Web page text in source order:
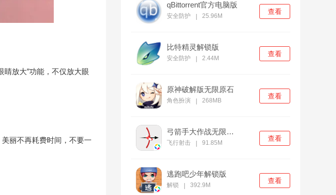
放大”功能，不仅放大眼
丽不再耗费时间，不要一
qBittorrent官方电脑版
安全防护 25.96M
查看
比特精灵解锁版
安全防护 2.44M
查看
原神破解版无限原石
角色扮演 268MB
查看
弓箭手大作战无限金币版
飞行射击 91.85M
查看
逃跑吧少年解锁版
解锁 392.9M
查看